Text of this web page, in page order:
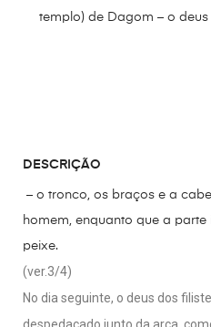
templo) de Dagom – o
DESCRIÇÃO
– o tronco, os braços e a
homem, enquanto que a
peixe.
(ver.3/4)
No dia seguinte, o deus dos